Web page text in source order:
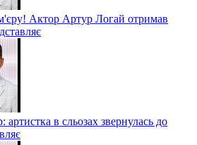
Актор Артур Логай отримав
в сльозах звернулась до